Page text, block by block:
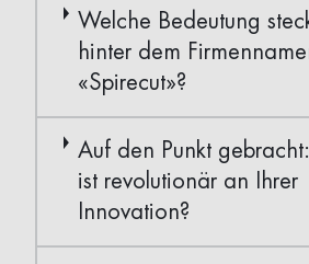
Welche Bedeutung
hinter dem
«Spirecut»?
Auf den Punkt
ist revolutionär an Ihrer
Innovation?